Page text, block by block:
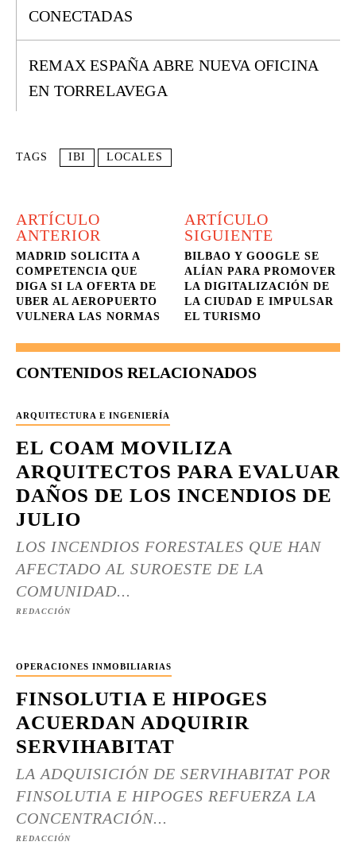
CONECTADAS
REMAX ESPAÑA ABRE NUEVA OFICINA
EN TORRELAVEGA
TAGS IBI LOCALES
ARTÍCULO
ANTERIOR
MADRID SOLICITA A
COMPETENCIA QUE
DIGA SI LA OFERTA DE
UBER AL AEROPUERTO
VULNERA LAS NORMAS
ARTÍCULO
SIGUIENTE
BILBAO Y GOOGLE SE
ALÍAN PARA PROMOVER
LA DIGITALIZACIÓN DE
LA CIUDAD E IMPULSAR
EL TURISMO
CONTENIDOS RELACIONADOS
ARQUITECTURA E INGENIERÍA
EL COAM MOVILIZA
ARQUITECTOS PARA EVALUAR
DAÑOS DE LOS INCENDIOS DE
JULIO
LOS INCENDIOS FORESTALES QUE HAN
AFECTADO AL SUROESTE DE LA
COMUNIDAD...
REDACCIÓN
OPERACIONES INMOBILIARIAS
FINSOLUTIA E HIPOGES
ACUERDAN ADQUIRIR
SERVIHABITAT
LA ADQUISICIÓN DE SERVIHABITAT POR
FINSOLUTIA E HIPOGES REFUERZA LA
CONCENTRACIÓN...
REDACCIÓN